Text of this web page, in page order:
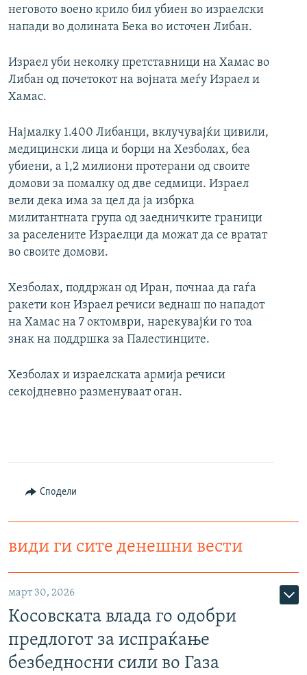
неговото воено крило бил убиен во израелски
напади во долината Бека во источен Либан.
Израел уби неколку претставници на Хамас во
Либан од почетокот на војната меѓу Израел и
Хамас.
Најмалку 1.400 Либанци, вклучувајќи цивили,
медицински лица и борци на Хезболах, беа
убиени, а 1,2 милиони протерани од своите
домови за помалку од две седмици. Израел
вели дека има за цел да ја избрка
милитантната група од заедничките граници
за раселените Израелци да можат да се вратат
во своите домови.
Хезболах, поддржан од Иран, почнаа да гаѓа
ракети кон Израел речиси веднаш по нападот
на Хамас на 7 октомври, нарекувајќи го тоа
знак на поддршка за Палестинците.
Хезболах и израелската армија речиси
секојдневно разменуваат оган.
Сподели
види ги сите денешни вести
март 30, 2026
Косовската влада го одобри
предлогот за испраќање
безбедносни сили во Газа